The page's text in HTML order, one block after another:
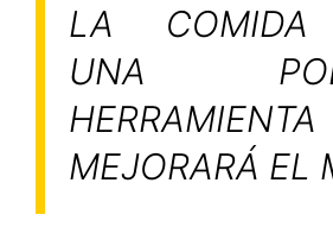
LA COMIDA
UNA
MEJORARÁ EL